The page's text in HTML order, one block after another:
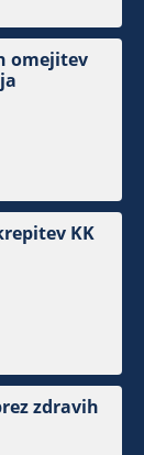
omejitev
KK
zdravih